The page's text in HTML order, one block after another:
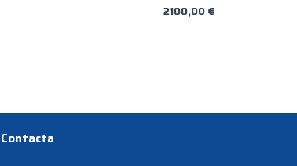
2100,00€
Contacta